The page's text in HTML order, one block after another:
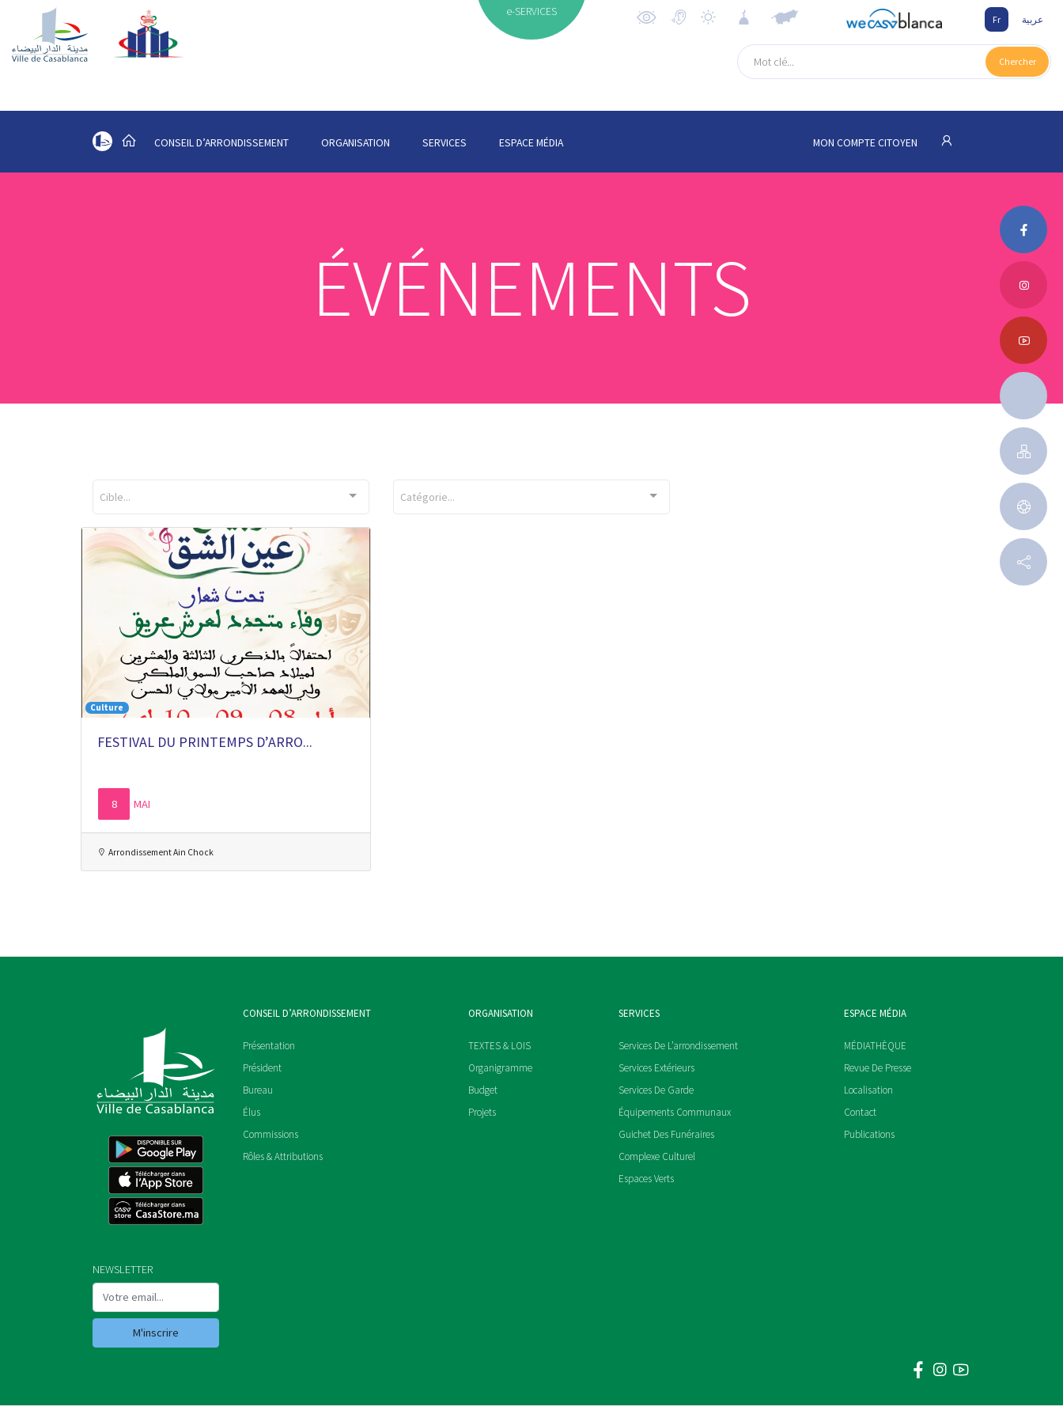
e-SERVICES
Fr عربية
Chercher
CONSEIL D’ARRONDISSEMENT ORGANISATION SERVICES ESPACE MÉDIA MON COMPTE CITOYEN
ÉVÉNEMENTS
Cible... Catégorie...
Culture
FESTIVAL DU PRINTEMPS D’ARRO...
8 MAI
Arrondissement Ain Chock
NEWSLETTER
M'inscrire
CONSEIL D’ARRONDISSEMENT
Présentation
Président
Bureau
Élus
Commissions
Rôles & Attributions
ORGANISATION
TEXTES & LOIS
Organigramme
Budget
Projets
SERVICES
Services De L’arrondissement
Services Extérieurs
Services De Garde
Équipements Communaux
Guichet Des Funéraires
Complexe Culturel
Espaces Verts
ESPACE MÉDIA
MÉDIATHÈQUE
Revue De Presse
Localisation
Contact
Publications